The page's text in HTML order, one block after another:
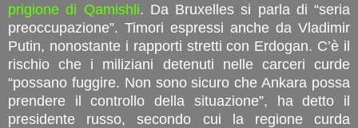
prigione di Qamishli. Da Bruxelles si parla di “seria
preoccupazione”. Timori espressi anche da Vladimir
Putin, nonostante i rapporti stretti con Erdogan. C’è il
rischio che i miliziani detenuti nelle carceri curde
“possano fuggire. Non sono sicuro che Ankara possa
prendere il controllo della situazione”, ha detto il
presidente russo, secondo cui la regione curda